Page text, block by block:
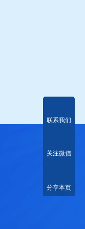
联系我们
关注微信
分享本页